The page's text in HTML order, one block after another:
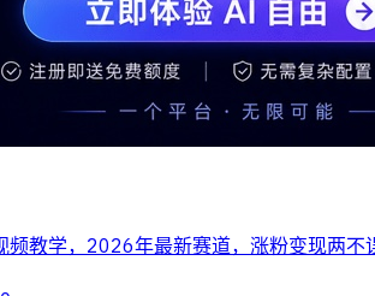
频教学，2026年最新赛道，涨粉变现两不